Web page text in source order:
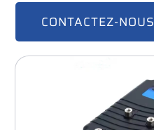
CONTACTEZ-NOUS